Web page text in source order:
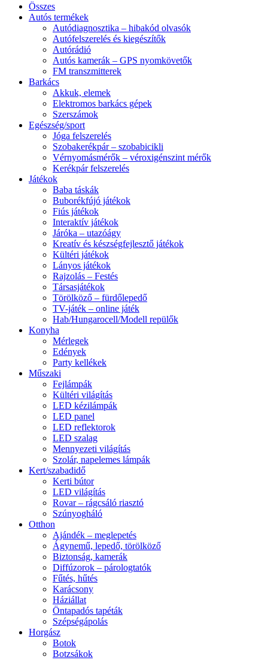
Összes
Autós termékek
Autódiagnosztika – hibakód olvasók
Autófelszerelés és kiegészítők
Autórádió
Autós kamerák – GPS nyomkövetők
FM transzmitterek
Barkács
Akkuk, elemek
Elektromos barkács gépek
Szerszámok
Egészség/sport
Jóga felszerelés
Szobakerékpár – szobabicikli
Vérnyomásmérők – véroxigénszint mérők
Kerékpár felszerelés
Játékok
Baba táskák
Buborékfújó játékok
Fiús játékok
Interaktív játékok
Járóka – utazóágy
Kreatív és készségfejlesztő játékok
Kültéri játékok
Lányos játékok
Rajzolás – Festés
Társasjátékok
Törölköző – fürdőlepedő
TV-játék – online játék
Hab/Hungarocell/Modell repülők
Konyha
Mérlegek
Edények
Party kellékek
Műszaki
Fejlámpák
Kültéri világítás
LED kézilámpák
LED panel
LED reflektorok
LED szalag
Mennyezeti világítás
Szolár, napelemes lámpák
Kert/szabadidő
Kerti bútor
LED világítás
Rovar – rágcsáló riasztó
Szúnyogháló
Otthon
Ajándék – meglepetés
Ágynemű, lepedő, törölköző
Biztonság, kamerák
Diffúzorok – párologtatók
Fűtés, hűtés
Karácsony
Háziállat
Öntapadós tapéták
Szépségápolás
Horgász
Botok
Botzsákok